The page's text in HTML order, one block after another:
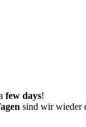
few days!
sind wir wieder